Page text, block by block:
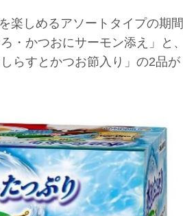
楽しめるアソートタイプの期間
・かつおにサーモン添え」と、
らすとかつお節入り」の2品が